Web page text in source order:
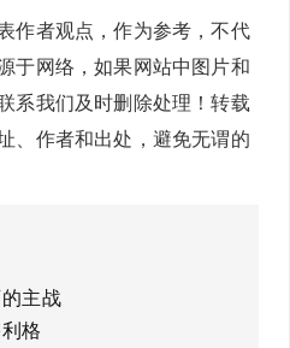
作者观点，作为参考，不代
于网络，如果网站中图片和
系我们及时删除处理！转载
、作者和出处，避免无谓的
主战
格